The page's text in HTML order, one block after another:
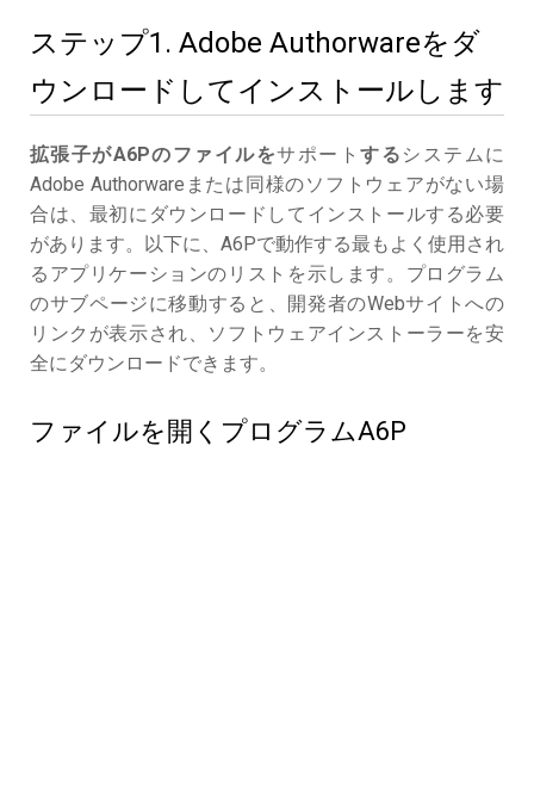
ステップ1. Adobe Authorwareをダ
ウンロードしてインストールします
拡張子がA6Pのファイルをサポートする システムに
Adobe Authorwareまたは同様のソフトウェアがない場
合は、最初にダウンロードしてインストールする必要
があります。以下に、A6Pで動作する最もよく使用され
るアプリケーションのリストを示します。プログラム
のサブページに移動すると、開発者のWebサイトへの
リンクが表示され、ソフトウェアインストーラーを安
全にダウンロードできます。
ファイルを開くプログラムA6P